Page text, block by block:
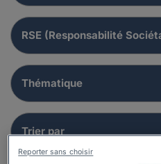
Reporter sans choisir